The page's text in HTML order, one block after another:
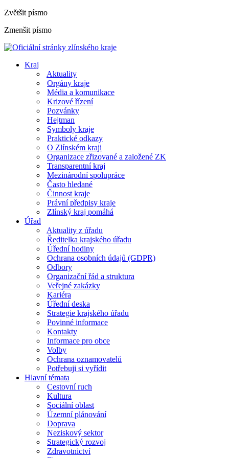
Zvětšit písmo
Zmenšit písmo
Kraj
Aktuality
Orgány kraje
Média a komunikace
Krizové řízení
Pozvánky
Hejtman
Symboly kraje
Praktické odkazy
O Zlínském kraji
Organizace zřizované a založené ZK
Transparentní kraj
Mezinárodní spolupráce
Často hledané
Činnost kraje
Právní předpisy kraje
Zlínský kraj pomáhá
Úřad
Aktuality z úřadu
Ředitelka krajského úřadu
Úřední hodiny
Ochrana osobních údajů (GDPR)
Odbory
Organizační řád a struktura
Veřejné zakázky
Kariéra
Úřední deska
Strategie krajského úřadu
Povinné informace
Kontakty
Informace pro obce
Volby
Ochrana oznamovatelů
Potřebuji si vyřídit
Hlavní témata
Cestovní ruch
Kultura
Sociální oblast
Územní plánování
Doprava
Neziskový sektor
Strategický rozvoj
Zdravotnictví